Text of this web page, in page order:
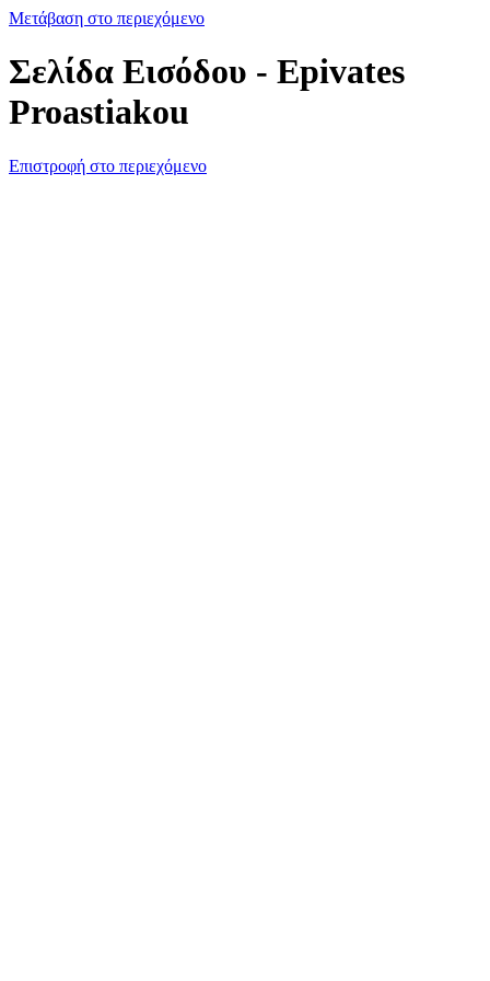
Μετάβαση στο περιεχόμενο
Σελίδα Εισόδου - Epivates
Proastiakou
Επιστροφή στο περιεχόμενο